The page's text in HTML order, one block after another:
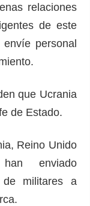
relaciones
de este
personal
que Ucrania
de Estado.
Reino Unido
enviado
de militares a